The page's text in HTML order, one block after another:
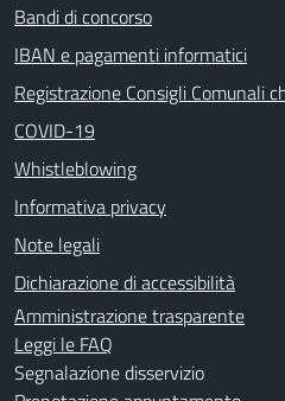
Bandi di concorso
IBAN e pagamenti informatici
Registrazione Consigli Comunali
COVID-19
Whistleblowing
Informativa privacy
Note legali
Dichiarazione di accessibilità
Amministrazione trasparente
Leggi le FAQ
Segnalazione disservizio